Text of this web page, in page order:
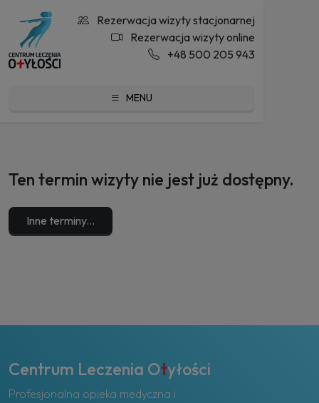
Rezerwacja wizyty stacjonarnej
Rezerwacja wizyty online
+48 500 205 943
MENU
Ten termin wizyty nie jest już dostępny.
Inne terminy...
Centrum Leczenia Otyłości
Profesjonalna opieka medyczna i